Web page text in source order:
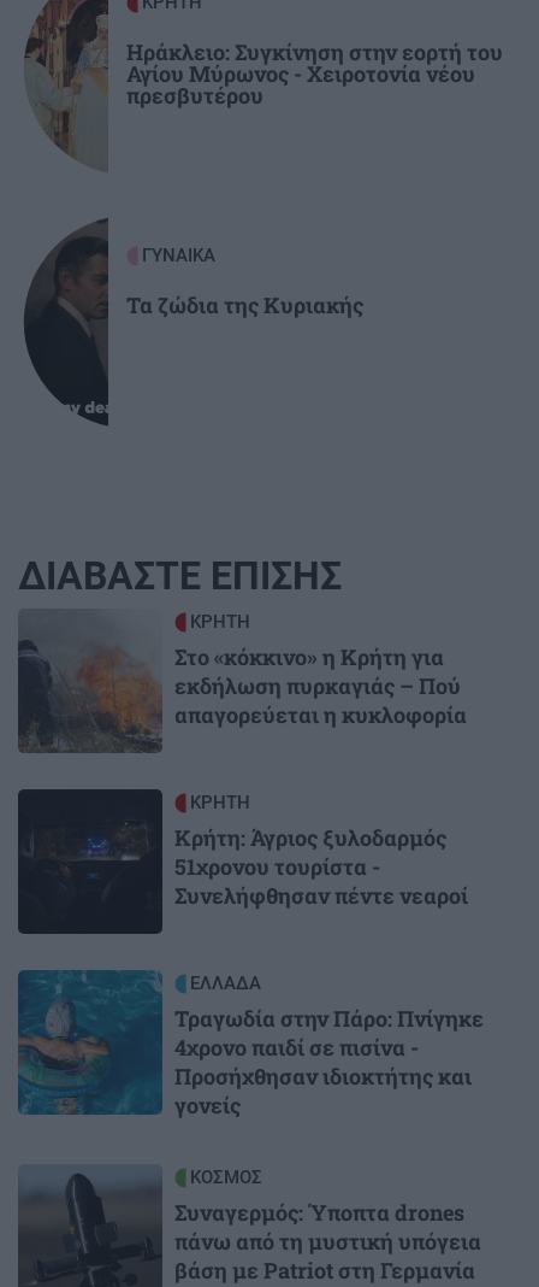
Ηράκλειο: Συγκίνηση στην εορτή του
Αγίου Μύρωνος - Χειροτονία νέου
πρεσβυτέρου
ΓΥΝΑΙΚΑ
Τα ζώδια της Κυριακής
ΔΙΑΒΑΣΤΕ ΕΠΙΣΗΣ
ΚΡΗΤΗ
Στο «κόκκινο» η Κρήτη για
εκδήλωση πυρκαγιάς – Πού
απαγορεύεται η κυκλοφορία
ΚΡΗΤΗ
Κρήτη: Άγριος ξυλοδαρμός
51χρονου τουρίστα -
Συνελήφθησαν πέντε νεαροί
Image ΕΛΛΑΔΑ
Τραγωδία στην Πάρο: Πνίγηκε
4χρονο παιδί σε πισίνα -
Προσήχθησαν ιδιοκτήτης και
γονείς
Image ΚΟΣΜΟΣ
Συναγερμός: Ύποπτα drones
πάνω από τη μυστική υπόγεια
βάση με Patriot στη Γερμανία